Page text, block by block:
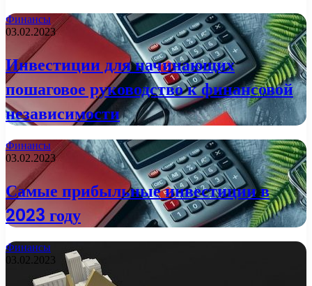
Финансы
03.02.2023
Инвестиции для начинающих
пошаговое руководство к финансовой
независимости
Финансы
03.02.2023
Самые прибыльные инвестиции в
2023 году
Финансы
03.02.2023